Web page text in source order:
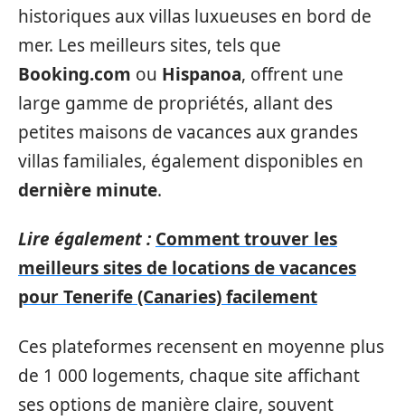
historiques aux villas luxueuses en bord de
mer. Les meilleurs sites, tels que
Booking.com ou Hispanoa, offrent une
large gamme de propriétés, allant des
petites maisons de vacances aux grandes
villas familiales, également disponibles en
dernière minute.
Lire également : Comment trouver les
meilleurs sites de locations de vacances
pour Tenerife (Canaries) facilement
Ces plateformes recensent en moyenne plus
de 1 000 logements, chaque site affichant
ses options de manière claire, souvent